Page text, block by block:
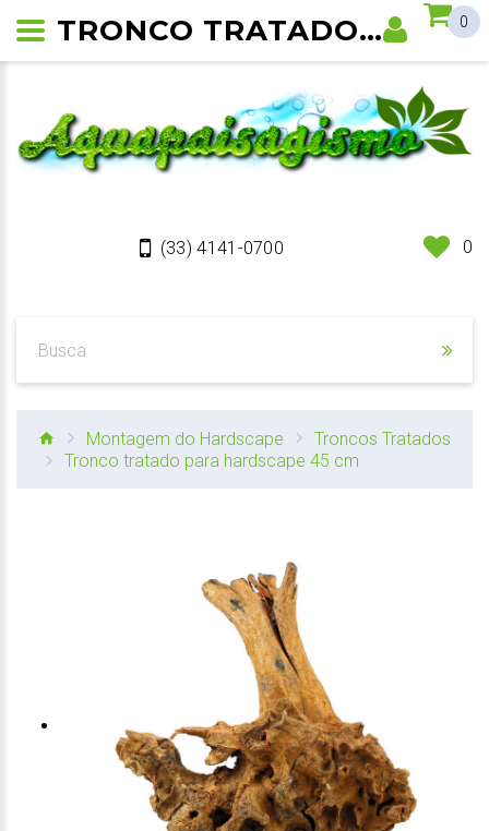
(33) 4141-0700 0
0
Montagem do Hardscape
Troncos Tratados
Tronco tratado para hardscape 45 cm
TRONCO TRATADO PARA HARDSCAPE 45 CM